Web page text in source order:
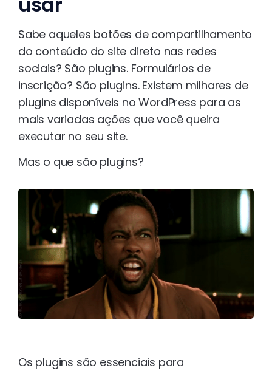
Sabe aqueles botões de compartilhamento
do conteúdo do site direto nas redes
sociais? São plugins. Formulários de
inscrição? São plugins. Existem milhares de
plugins disponíveis no WordPress para as
mais variadas ações que você queira
executar no seu site.
Mas o que são plugins?
Os plugins são essenciais para